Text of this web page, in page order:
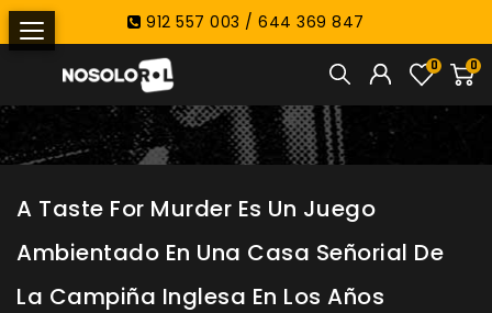
912 557 003 / 644 369 847
0
0
A Taste For Murder Es Un Juego
Ambientado En Una Casa Señorial De
La Campiña Inglesa En Los Años